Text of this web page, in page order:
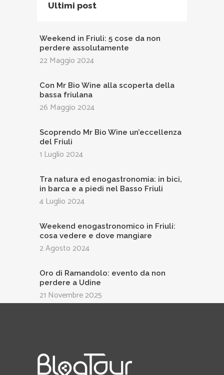
Ultimi post
Weekend in Friuli: 5 cose da non
perdere assolutamente
22 Maggio 2024
Con Mr Bio Wine alla scoperta della
bassa friulana
26 Maggio 2024
Scoprendo Mr Bio Wine un’eccellenza
del Friuli
1 Luglio 2024
Tra natura ed enogastronomia: in bici,
in barca e a piedi nel Basso Friuli
4 Luglio 2024
Weekend enogastronomico in Friuli:
cosa vedere e dove mangiare
2 Agosto 2024
Oro di Ramandolo: evento da non
perdere a Udine
21 Novembre 2025